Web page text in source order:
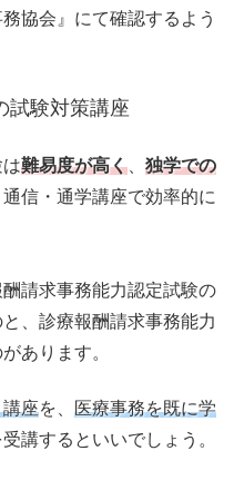
協会』にて確認するよう
試験対策講座
難易度が高く
独学での
信・通学講座で効率的に
請求事務能力認定試験の
、診療報酬請求事務能力
あります。
座を、 医療事務を既に学
講するといいでしょう。